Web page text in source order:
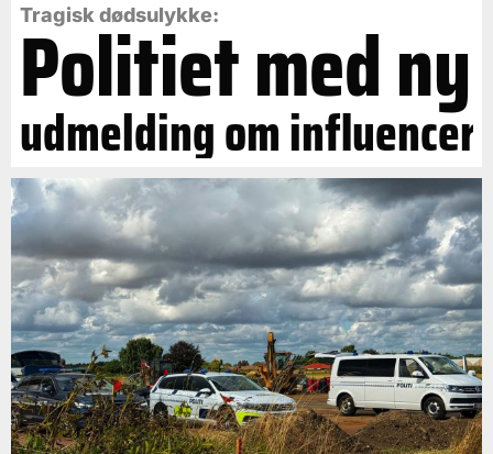
Tragisk dødsulykke:
Politiet med ny
udmelding om influencer